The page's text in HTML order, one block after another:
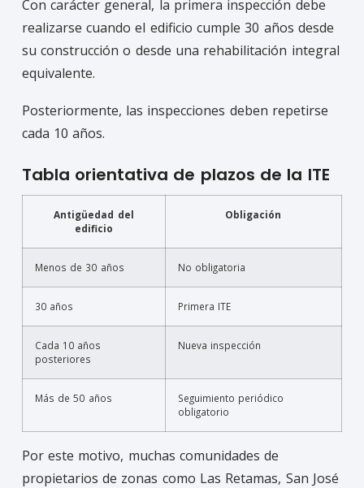
Con carácter general, la primera inspección debe
realizarse cuando el edificio cumple 30 años desde
su construcción o desde una rehabilitación integral
equivalente.
Posteriormente, las inspecciones deben repetirse
cada 10 años.
Tabla orientativa de plazos de la ITE
Antigüedad del
edificio
Obligación
Menos de 30 años No obligatoria
30 años Primera ITE
Cada 10 años
posteriores
Nueva inspección
Más de 50 años
Seguimiento periódico
obligatorio
Por este motivo, muchas comunidades de
propietarios de zonas como Las Retamas, San José